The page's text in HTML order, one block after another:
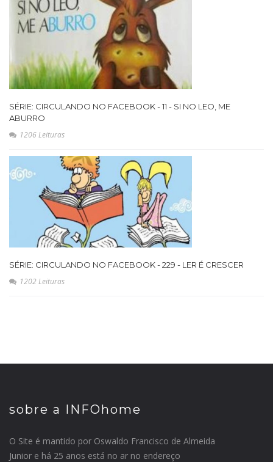
SÉRIE: CIRCULANDO NO FACEBOOK - 11 - SI NO LEO, ME
ABURRO
1206 Leituras
SÉRIE: CIRCULANDO NO FACEBOOK - 229 - LER É CRESCER
1202 Leituras
sobre a INFOhome
O Site é mantido por Oswaldo Francisco de Almeida
Junior e há 25 anos está no ar no endereço